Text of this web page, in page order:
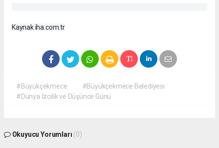
Kaynak iha.com.tr
#Büyükçekmece
#Büyükçekmece Belediyesi
#Dünya İzcilik ve Düşünce Günü
Okuyucu Yorumları (0)